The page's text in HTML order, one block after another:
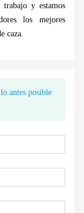
trabajo y estamos
los mejores
caza.
antes posible